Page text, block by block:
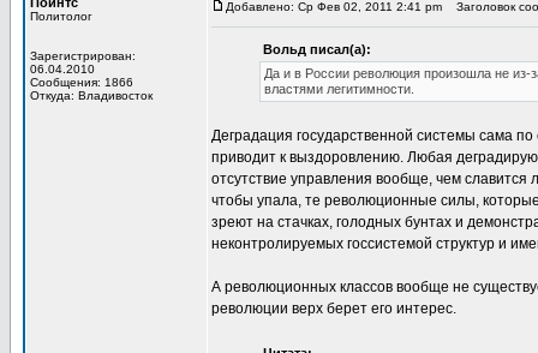
Политолог
Зарегистрирован:
06.04.2010
Сообщения: 1866
Откуда: Владивосток
Добавлено: Ср Фев 02, 2011 2:41 pm Заголовок
Вольд писал(а):
Да и в России революция произошла не из-
властями легитимности.
Деградация государственной системы сама
приводит к выздоровлению. Любая
отсутствие управления вообще, чем
чтобы упала, те революционные силы,
зреют на стачках, голодных бунтах и
неконтролируемых госсистемой структур и
А революционных классов вообще не
революции верх берет его интерес.